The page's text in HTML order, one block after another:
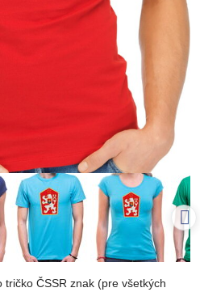
ČSSR znak (pre všetkých